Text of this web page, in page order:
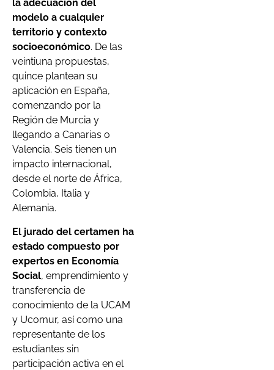
la adecuación del
modelo a cualquier
territorio y contexto
socioeconómico. De las
veintiuna propuestas,
quince plantean su
aplicación en España,
comenzando por la
Región de Murcia y
llegando a Canarias o
Valencia. Seis tienen un
impacto internacional,
desde el norte de África,
Colombia, Italia y
Alemania.
El jurado del certamen ha
estado compuesto por
expertos en Economía
Social, emprendimiento y
transferencia de
conocimiento de la UCAM
y Ucomur, así como una
representante de los
estudiantes sin
participación activa en el